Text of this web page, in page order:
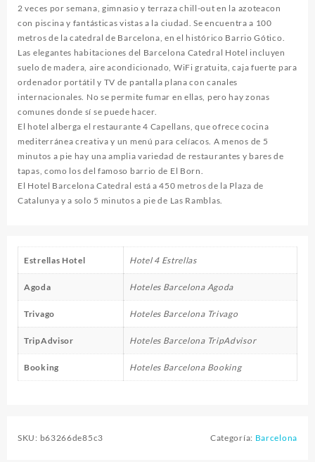
2 veces por semana, gimnasio y terraza chill-out en la azoteacon
con piscina y fantásticas vistas a la ciudad. Se encuentra a 100
metros de la catedral de Barcelona, ​​en el histórico Barrio Gótico.
Las elegantes habitaciones del Barcelona Catedral Hotel incluyen
suelo de madera, aire acondicionado, WiFi gratuita, caja fuerte para
ordenador portátil y TV de pantalla plana con canales
internacionales. No se permite fumar en ellas, pero hay zonas
comunes donde sí se puede hacer.
El hotel alberga el restaurante 4 Capellans, que ofrece cocina
mediterránea creativa y un menú para celíacos. A menos de 5
minutos a pie hay una amplia variedad de restaurantes y bares de
tapas, como los del famoso barrio de El Born.
El Hotel Barcelona Catedral está a 450 metros de la Plaza de
Catalunya y a solo 5 minutos a pie de Las Ramblas.
Estrellas Hotel Hotel 4 Estrellas
Agoda Hoteles Barcelona Agoda
Trivago Hoteles Barcelona Trivago
TripAdvisor Hoteles Barcelona TripAdvisor
Booking Hoteles Barcelona Booking
SKU: b63266de85c3 Categoría: Barcelona